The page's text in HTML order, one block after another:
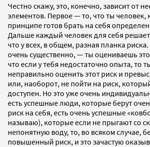
Честно скажу, это, конечно, зависит от
элементов. Первое — то, что ты человек,
принципе готов брать на себя
Дальше каждый человек для себя
что у всех, в общем, разная планка
очень существенно, — ты оцениваешь
что если у тебя недостаточно опыта, то
неправильно оценить этот риск и
или, наоборот, не пойти на риск,
доступен. Но это уже очень
есть успешные люди, которые берут
риск на себя, есть очень успешные
называю), которые если не прыгают со
непонятную воду, то, во всяком случае,
повышенный риск, и это зачастую